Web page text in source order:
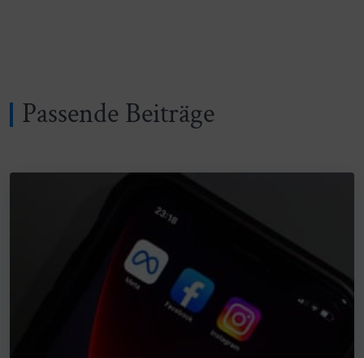
Passende Beiträge